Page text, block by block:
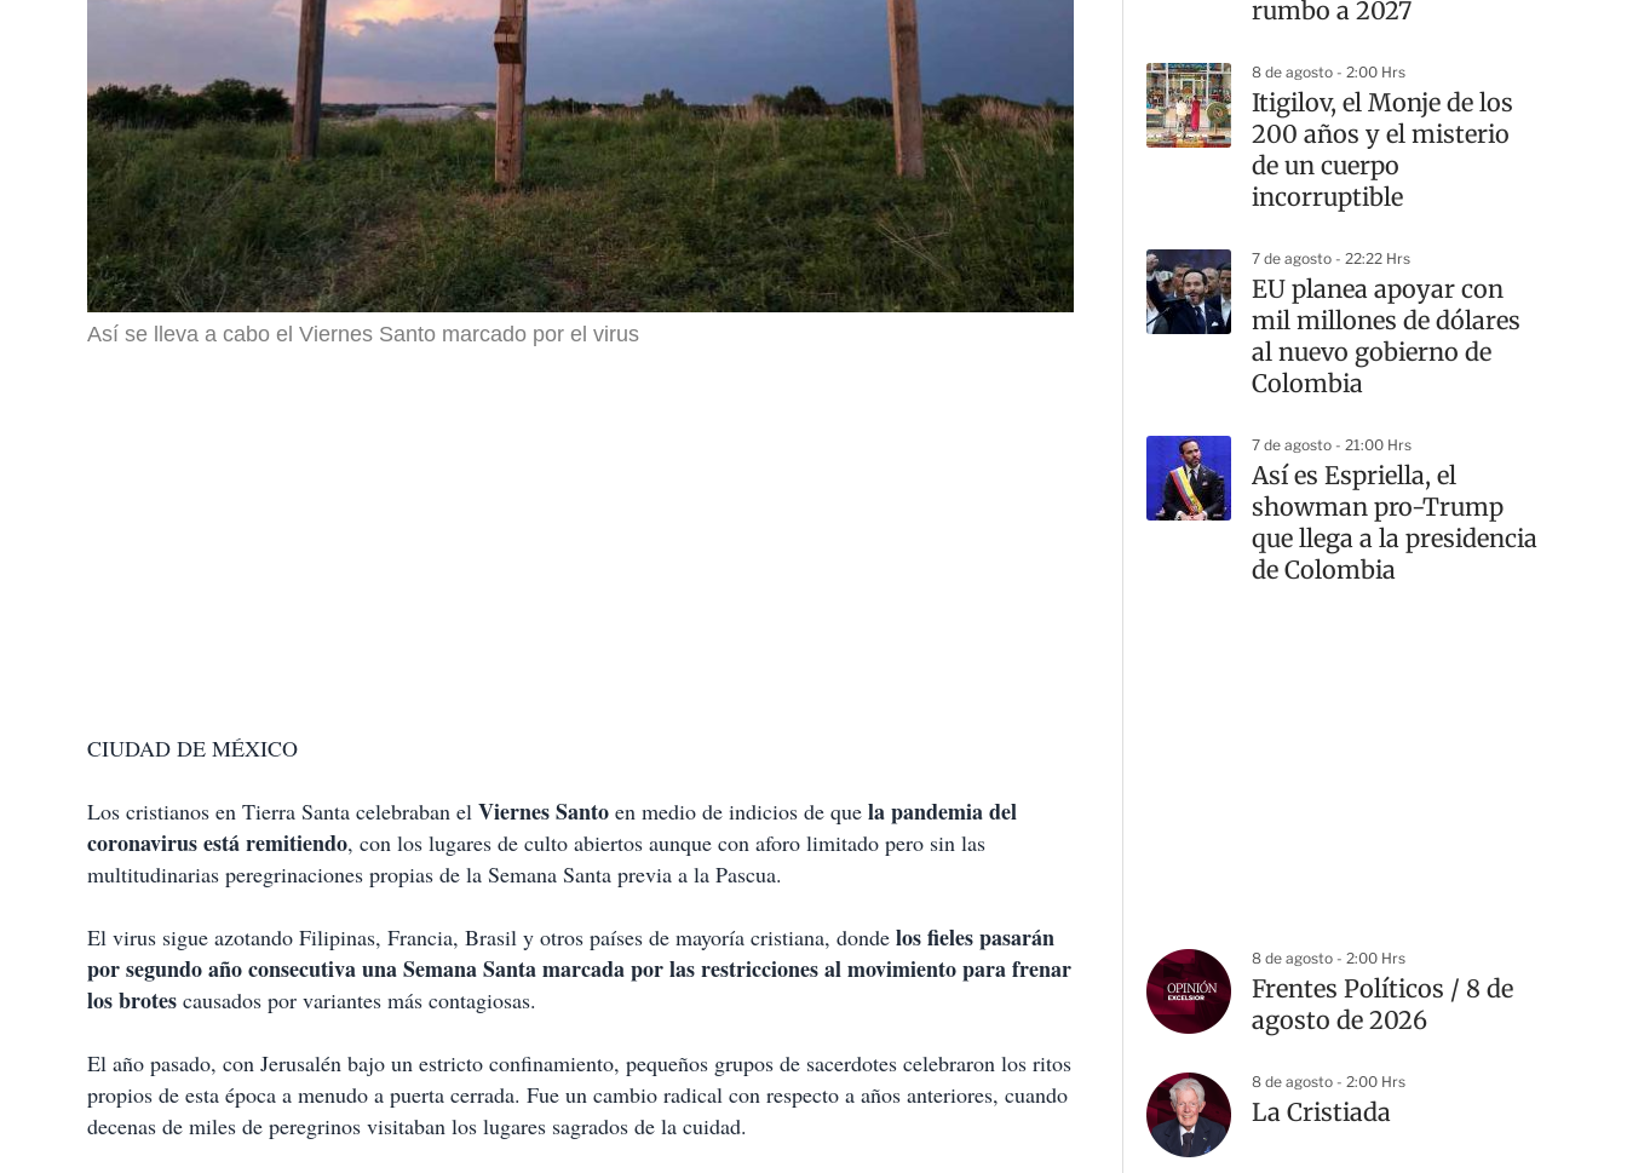
Así se lleva a cabo el Viernes Santo marcado por el virus
CIUDAD DE MÉXICO
Los cristianos en Tierra Santa celebraban el Viernes Santo en medio de indicios de que la pandemia del
coronavirus está remitiendo, con los lugares de culto abiertos aunque con aforo limitado pero sin las
multitudinarias peregrinaciones propias de la Semana Santa previa a la Pascua.
El virus sigue azotando Filipinas, Francia, Brasil y otros países de mayoría cristiana, donde los fieles pasarán
por segundo año consecutiva una Semana Santa marcada por las restricciones al movimiento para frenar
los brotes causados por variantes más contagiosas.
El año pasado, con Jerusalén bajo un estricto confinamiento, pequeños grupos de sacerdotes celebraron los ritos
propios de esta época a menudo a puerta cerrada. Fue un cambio radical con respecto a años anteriores, cuando
decenas de miles de peregrinos visitaban los lugares sagrados de la cuidad.
rumbo a 2027
8 de agosto - 2:00 Hrs
Itigilov, el Monje de los
200 años y el misterio
de un cuerpo
incorruptible
7 de agosto - 22:22 Hrs
EU planea apoyar con
mil millones de dólares
al nuevo gobierno de
Colombia
7 de agosto - 21:00 Hrs
Así es Espriella, el
showman pro-Trump
que llega a la presidencia
de Colombia
8 de agosto - 2:00 Hrs
Frentes Políticos / 8 de
agosto de 2026
8 de agosto - 2:00 Hrs
La Cristiada